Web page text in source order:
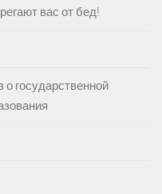
вас от бед!
государственной